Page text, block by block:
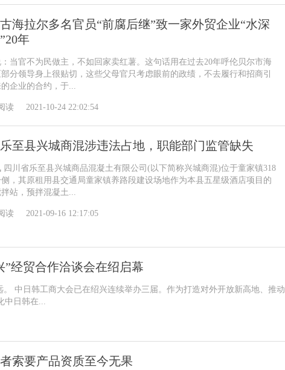
海拉尔多名官员“前腐后继”致一家外贸企业“水深
年
当官不为民做主，不如回家卖红薯。这句话用在过去20年呼伦贝尔市海
分领导身上很贴切，这些父母官只考虑眼前的政绩，不去履行和招商引
企业的合约，于...
读 2021-10-24 22:02:54
至县兴城商混涉违法占地，职能部门监管缺失
四川省乐至县兴城商品混凝土有限公司(以下简称兴城商混)位于童家镇318
侧，其原租用县交通局童家镇养路段建设场地作为本县五星级酒店项目的
站，预拌混凝土...
读 2021-09-16 12:17:05
经贸合作洽谈会在绍启幕
中日韩工商大会已在绍兴连续举办三届。作为打造对外开放新高地、推动
中日韩在...
索要产品资质至今无果